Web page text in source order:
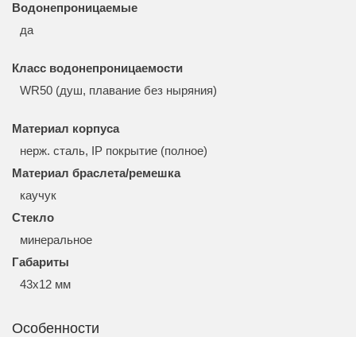
Водонепроницаемые
да
Класс водонепроницаемости
WR50 (душ, плавание без ныряния)
Материал корпуса
нерж. сталь, IP покрытие (полное)
Материал браслета/ремешка
каучук
Стекло
минеральное
Габариты
43x12 мм
Особенности